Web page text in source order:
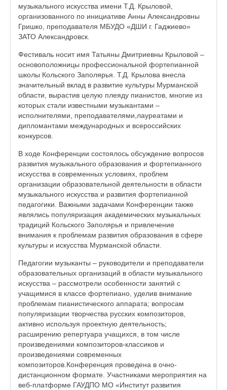
музыкального искусства имени Т.Д. Крыловой,
организованного по инициативе Анны Александровны
Гришко, преподавателя МБУДО «ДШИ г. Гаджиево»
ЗАТО Александровск.
Фестиваль носит имя Татьяны Дмитриевны Крыловой –
основоположницы профессиональной фортепианной
школы Кольского Заполярья. Т.Д. Крылова внесла
значительный вклад в развитие культуры Мурманской
области, вырастив целую плеяду пианистов, многие из
которых стали известными музыкантами –
исполнителями, преподавателями,лауреатами и
дипломантами международных и всероссийских
конкурсов.
В ходе Конференции состоялось обсуждение вопросов
развития музыкального образования и фортепианного
искусства в современных условиях, проблем
организации образовательной деятельности в области
музыкального искусства и развития фортепианной
педагогики. Важными задачами Конференции также
являлись популяризация академических музыкальных
традиций Кольского Заполярья и привлечение
внимания к проблемам развития образования в сфере
культуры и искусства Мурманской области.
Педагогии музыканты – руководители и преподаватели
образовательных организаций в области музыкального
искусства – рассмотрели особенности занятий с
учащимися в классе фортепиано, уделив внимание
проблемам пианистического аппарата; вопросам
популяризации творчества русских композиторов,
активно используя проектную деятельность;
расширению репертуара учащихся, в том числе
произведениями композиторов-классиков и
произведениями современных
композиторов.Конференция проведена в очно-
дистанционном формате. Участниками мероприятия на
веб-платформе ГАУДПО МО «Институт развития